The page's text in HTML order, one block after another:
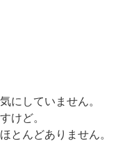
にしていません。
けど。
とんどありません。